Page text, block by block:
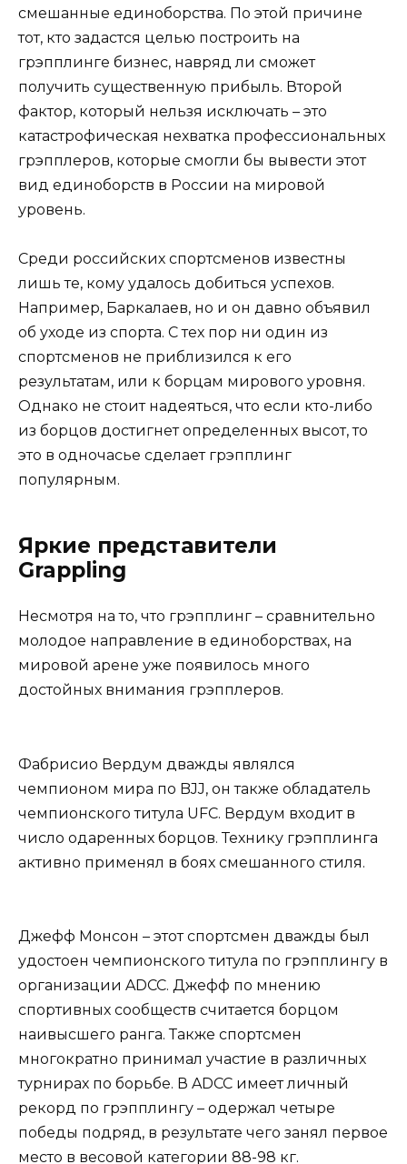
смешанные единоборства. По этой причине
тот, кто задастся целью построить на
грэпплинге бизнес, навряд ли сможет
получить существенную прибыль. Второй
фактор, который нельзя исключать – это
катастрофическая нехватка профессиональных
грэпплеров, которые смогли бы вывести этот
вид единоборств в России на мировой
уровень.
Среди российских спортсменов известны
лишь те, кому удалось добиться успехов.
Например, Баркалаев, но и он давно объявил
об уходе из спорта. С тех пор ни один из
спортсменов не приблизился к его
результатам, или к борцам мирового уровня.
Однако не стоит надеяться, что если кто-либо
из борцов достигнет определенных высот, то
это в одночасье сделает грэпплинг
популярным.
Яркие представители
Grappling
Несмотря на то, что грэпплинг – сравнительно
молодое направление в единоборствах, на
мировой арене уже появилось много
достойных внимания грэпплеров.
Фабрисио Вердум дважды являлся
чемпионом мира по BJJ, он также обладатель
чемпионского титула UFC. Вердум входит в
число одаренных борцов. Технику грэпплинга
активно применял в боях смешанного стиля.
Джефф Монсон – этот спортсмен дважды был
удостоен чемпионского титула по грэпплингу в
организации ADCC. Джефф по мнению
спортивных сообществ считается борцом
наивысшего ранга. Также спортсмен
многократно принимал участие в различных
турнирах по борьбе. В ADCC имеет личный
рекорд по грэпплингу – одержал четыре
победы подряд, в результате чего занял первое
место в весовой категории 88-98 кг.